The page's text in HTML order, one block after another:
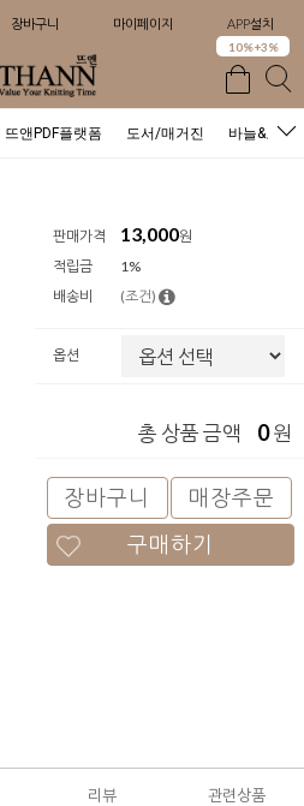
장바구니 마이페이지 APP설치
10%+3%
뜨앤PDF플랫폼 도서/매거진 바늘&도구
판매가격 13,000원
적립금
1%
배송비
(조건)
옵션
총 상품 금액 0원
장바구니
매장주문
구매하기
리뷰 관련상품